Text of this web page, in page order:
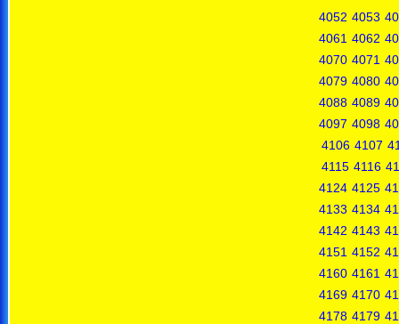
4052 4053
4061 4062
4070 4071
4079 4080
4088 4089
4097 4098
4106 4107
4115 4116
4124 4125
4133 4134
4142 4143
4151 4152
4160 4161
4169 4170
4178 4179